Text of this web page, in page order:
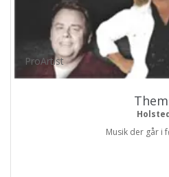
ProArtist
Musik der går i